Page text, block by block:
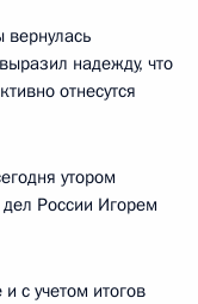
вернулась
надежду, что
отнесутся
утором
России Игорем
с учетом итогов